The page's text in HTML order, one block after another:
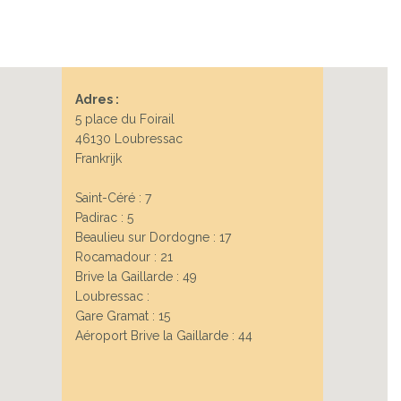
Adres :
5 place du Foirail
46130 Loubressac
Frankrijk
Saint-Céré : 7
Padirac : 5
Beaulieu sur Dordogne : 17
Rocamadour : 21
Brive la Gaillarde : 49
Loubressac :
Gare Gramat : 15
Aéroport Brive la Gaillarde : 44